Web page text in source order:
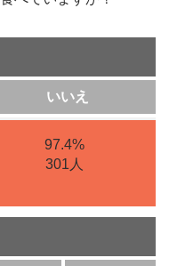
いいえ
97.4%
301人